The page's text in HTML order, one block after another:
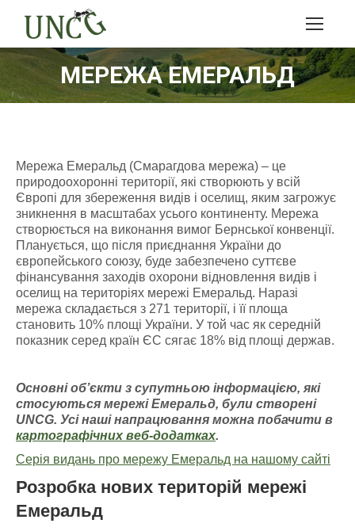
МЕРЕЖА ЕМЕРАЛЬД
Мережа Емеральд (Смарагдова мережа) – це
природоохоронні території, які створюють у всій
Європі для збереження видів і оселищ, яким загрожує
зникнення в масштабах усього континенту. Мережа
створюється на виконання вимог Бернської конвенції.
Планується, що після приєднання України до
європейського союзу, буде забезпечено суттєве
фінансування заходів охорони відновлення видів і
оселищ на територіях мережі Емеральд. Наразі
мережа складається з 271 території, і її площа
становить 10% площі України. У той час як середній
показник серед країн ЄС сягає 18% від площі держав.
Основні об’єкти з супутньою інформацією, які
стосуються мережі Емеральд, були створені
UNCG. Усі наші напрацювання можна побачити в
картографічних веб-додатках.
Серія видань про мережу Емеральд на нашому сайті
Розробка нових територій мережі
Емеральд